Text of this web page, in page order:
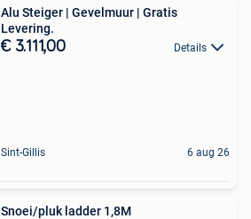
Alu Steiger | Gevelmuur | Gratis
Levering.
€ 3.111,00 Details
Sint-Gillis 6 aug 26
Snoei/pluk ladder 1,8M